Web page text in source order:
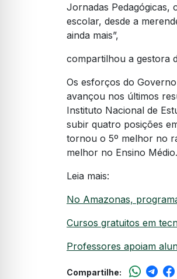
Jornadas Pedagógicas,
escolar, desde a
ainda mais”,
compartilhou a gestora
Os esforços do
avançou nos últimos
Instituto Nacional de
subir quatro posições
tornou o 5º melhor no
melhor no Ensino Médio.
Leia mais:
No Amazonas,
Cursos gratuitos em
Professores apoiam
Compartilhe: